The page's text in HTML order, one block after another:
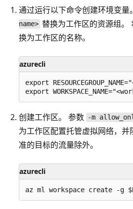
通过运行以下命令创建环境变量
name> 替换为工作区的资源组。
换为工作区的名称。
azurecli
export
创建工作区。 参数 -m
为工作区配置托管虚拟网络，
准的目标的流量除外。
azurecli